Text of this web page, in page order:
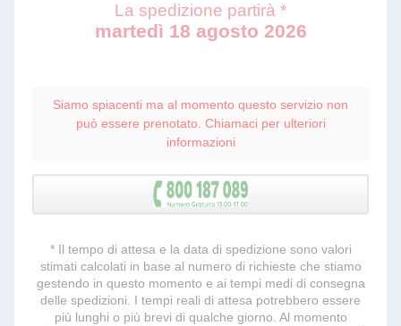
La spedizione partirà *
martedì 18 agosto 2026
Siamo spiacenti ma al momento questo servizio non
può essere prenotato. Chiamaci per ulteriori
informazioni
* Il tempo di attesa e la data di spedizione sono valori
stimati calcolati in base al numero di richieste che stiamo
gestendo in questo momento e ai tempi medi di consegna
delle spedizioni. I tempi reali di attesa potrebbero essere
più lunghi o più brevi di qualche giorno. Al momento